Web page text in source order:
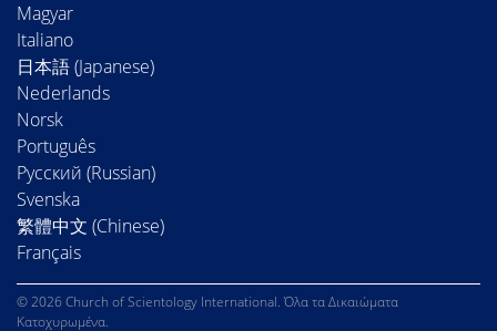
Magyar
Italiano
日本語 (Japanese)
Nederlands
Norsk
Português
Русский (Russian)
Svenska
繁體中文 (Chinese)
Français
© 2026 Church of Scientology International. Όλα τα Δικαιώματα
Κατοχυρωμένα.